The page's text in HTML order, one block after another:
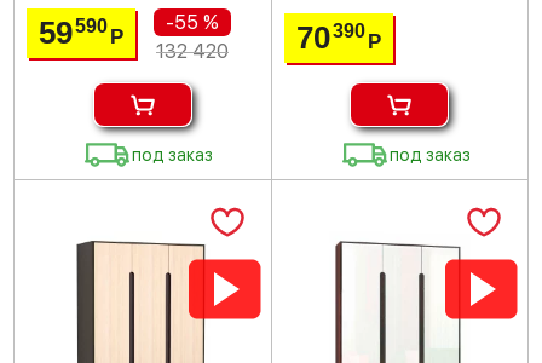
59590Р
-55 %
132 420
под заказ
70390 Р
под заказ